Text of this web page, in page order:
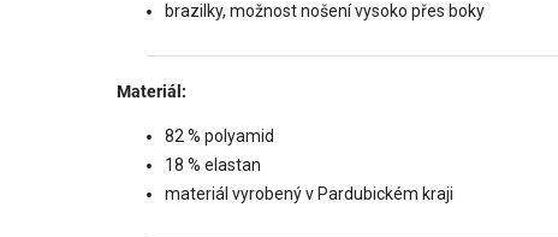
brazilky, možnost nošení vysoko přes boky
Materiál:
82 % polyamid
18 % elastan
materiál vyrobený v Pardubickém kraji